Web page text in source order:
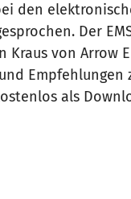
den
Der
Kraus von Arrow
Empfehlungen
als